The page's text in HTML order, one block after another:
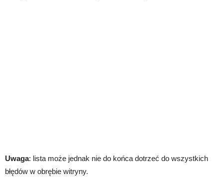
Uwaga: lista może jednak nie do końca dotrzeć do wszystkich
błędów w obrębie witryny.